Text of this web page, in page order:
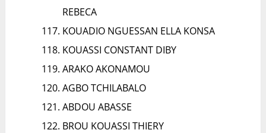
REBECA
KOUADIO NGUESSAN ELLA KONSA
KOUASSI CONSTANT DIBY
ARAKO AKONAMOU
AGBO TCHILABALO
ABDOU ABASSE
BROU KOUASSI THIERY